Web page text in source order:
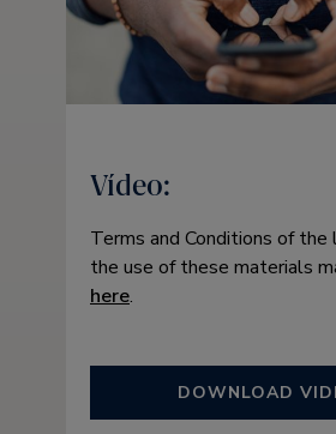
Vídeo:
Terms and Conditions of the
the use of these materials
here.
DOWNLOAD